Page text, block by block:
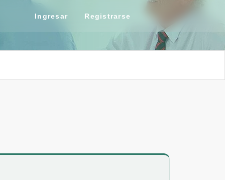
Ingresar Registrarse